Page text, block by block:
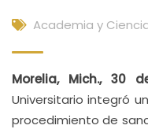
Academia y
Morelia, Mich., 30
Universitario integró
procedimiento de